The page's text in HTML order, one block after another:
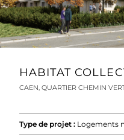
CONTACT
HABITAT
CAEN, QUARTIER CHEMIN
Type de projet : Logements